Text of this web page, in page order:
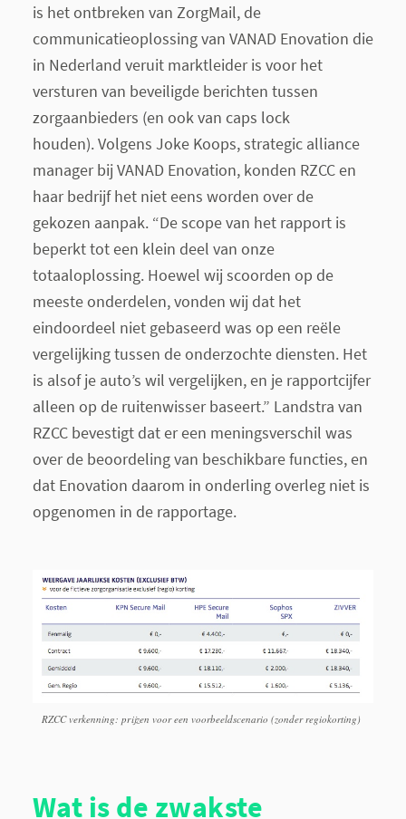
is het ontbreken van ZorgMail, de
communicatieoplossing van VANAD Enovation die
in Nederland veruit marktleider is voor het
versturen van beveiligde berichten tussen
zorgaanbieders (en ook van caps lock
houden).Volgens Joke Koops,strategic alliance
managerbij VANAD Enovation, konden RZCC en
haar bedrijf het niet eens worden over de
gekozen aanpak. “De scope van het rapport is
beperkt tot een klein deel van onze
totaaloplossing. Hoewel wij scoorden op de
meeste onderdelen, vonden wij dat het
eindoordeel niet gebaseerd was op een reële
vergelijking tussen de onderzochte diensten. Het
is alsof je auto’s wil vergelijken, en je rapportcijfer
alleen op de ruitenwisser baseert.” Landstra van
RZCC bevestigt dat er een meningsverschil was
over de beoordeling van beschikbare functies, en
dat Enovation daarom in onderling overleg niet is
opgenomen in de rapportage.
RZCC verkenning: prijzen voor een voorbeeldscenario (zonder regiokorting)
Wat is de zwakste